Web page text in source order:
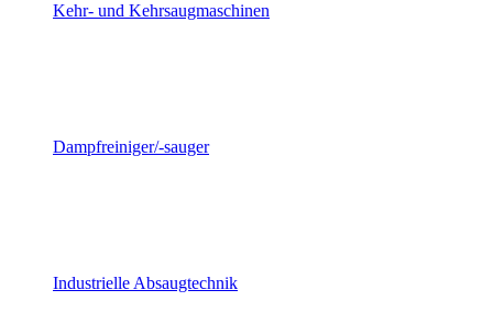
Kehr- und Kehrsaugmaschinen
Dampfreiniger/-sauger
Industrielle Absaugtechnik